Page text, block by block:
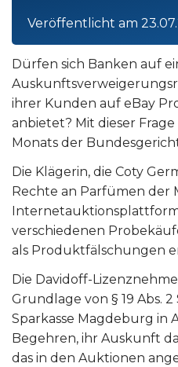
Veröffentlicht am
Dürfen sich Banken auf
ihrer Kunden auf eBay
anbietet? Mit dieser
Monats der
Die Klägerin, die Coty
Rechte an Parfümen der
verschiedenen
als Produktfälschungen
Die Davidoff-
Grundlage von § 19 Abs. 2
Sparkasse Magdeburg in
Begehren, ihr Auskunft
das in den Auktionen